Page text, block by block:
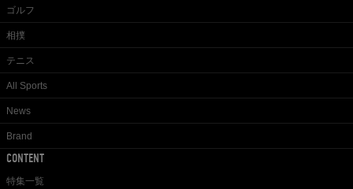
ゴルフ
相撲
テニス
All Sports
News
Brand
CONTENT
特集一覧